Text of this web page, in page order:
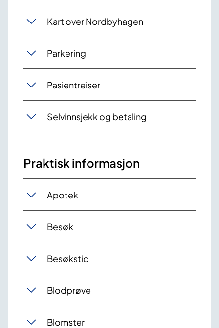
Kart over Nordbyhagen
Parkering
Pasientreiser
Selvinnsjekk og betaling
Praktisk informasjon
Apotek
Besøk
Besøkstid
Blodprøve
Blomster